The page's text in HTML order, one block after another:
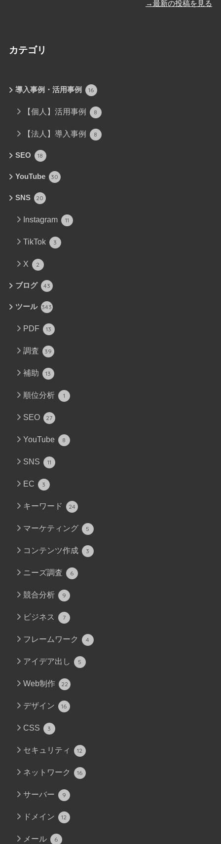
→最新の投稿を見る
カテゴリ
導入事例・活用事例 16
【個人】活用事例 8
【法人】導入事例 8
SEO 18
YouTube 30
SNS 20
Instagram 11
TikTok 3
X 2
ブログ 43
ツール 343
PDF 13
調査 39
補助 13
順位分析 1
SEO 27
YouTube 8
SNS 11
EC 3
キーワード 24
マーケティング 5
コンテンツ作成 3
ニーズ調査 6
競合分析 9
ビジネス 7
フレームワーク 4
アイデア出し 5
Web制作 22
デザイン 16
CSS 3
セキュリティ 12
ネットワーク 16
サーバー 9
ドメイン 12
メール 6